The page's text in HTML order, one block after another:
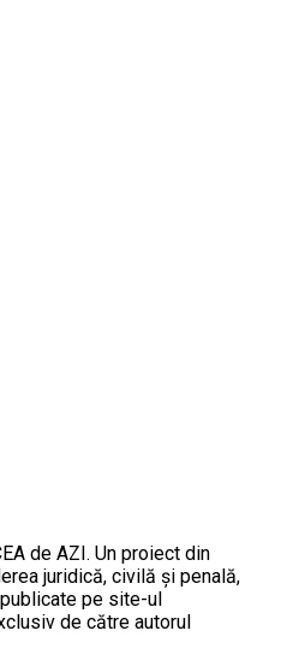
de AZI. Un proiect din
juridică, civilă și penală,
pe site-ul
de către autorul